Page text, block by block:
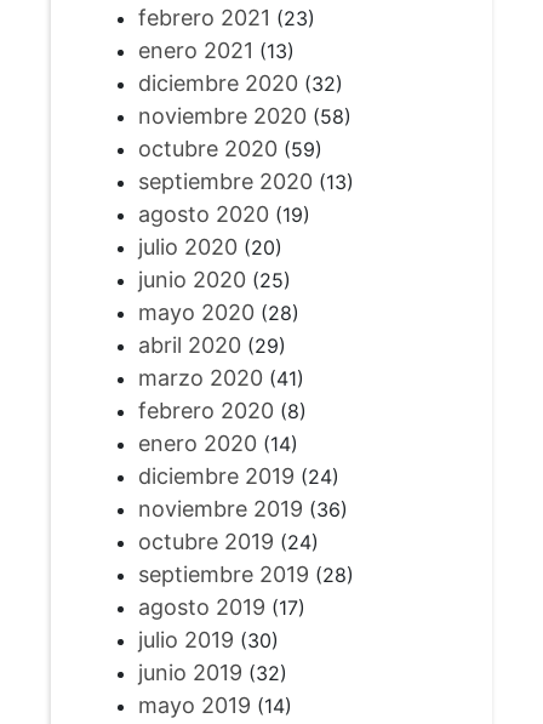
febrero 2021 (23)
enero 2021 (13)
diciembre 2020(32)
noviembre 2020(58)
octubre 2020(59)
septiembre 2020(13)
agosto 2020(19)
julio 2020(20)
junio 2020(25)
mayo 2020(28)
abril 2020(29)
marzo 2020(41)
febrero 2020(8)
enero 2020(14)
diciembre 2019 (24)
noviembre 2019 (36)
octubre 2019 (24)
septiembre 2019 (28)
agosto 2019 (17)
julio 2019 (30)
junio 2019 (32)
mayo 2019 (14)